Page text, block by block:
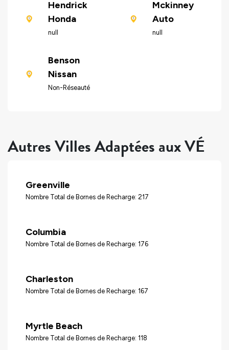
Hendrick
Honda
null
Mckinney
Auto
null
Benson
Nissan
Non-Réseauté
Autres Villes Adaptées aux VÉ
Greenville
Nombre Total de Bornes de Recharge: 217
Columbia
Nombre Total de Bornes de Recharge: 176
Charleston
Nombre Total de Bornes de Recharge: 167
Myrtle Beach
Nombre Total de Bornes de Recharge: 118